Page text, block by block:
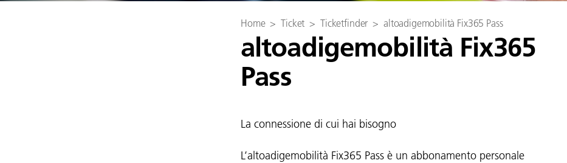
Home > Ticket > Ticketfinder > altoadigemobilità Fix365 Pass
altoadigemobilità Fix365
Pass
La connessione di cui hai bisogno
L’altoadigemobilità Fix365 Pass è un abbonamento personale